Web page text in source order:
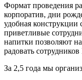
Формат проведения
корпоратив, дни
удобная конструкции
приветливые
напитки позволяют
радовать
За 2,5 года мы